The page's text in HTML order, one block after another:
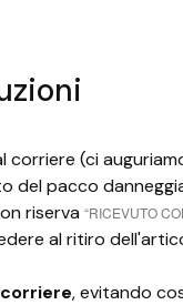
(ci
del pacco
riserva “RICEVUTO
al ritiro
, evitando